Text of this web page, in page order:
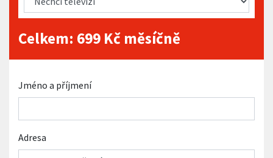
Celkem: 699 Kč měsíčně
Jméno a příjmení
Adresa